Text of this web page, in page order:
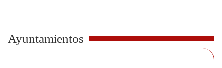
Ayuntamientos